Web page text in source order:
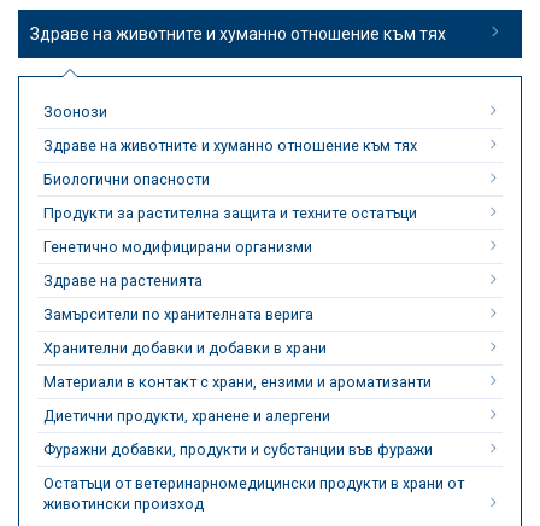
Здраве на животните и хуманно отношение към тях
Зоонози
Здраве на животните и хуманно отношение към тях
Биологични опасности
Продукти за растителна защита и техните остатъци
Генетично модифицирани организми
Здраве на растенията
Замърсители по хранителната верига
Хранителни добавки и добавки в храни
Материали в контакт с храни, ензими и ароматизанти
Диетични продукти, хранене и алергени
Фуражни добавки, продукти и субстанции във фуражи
Остатъци от ветеринарномедицински продукти в храни от
животински произход